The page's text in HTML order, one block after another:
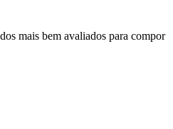
mais bem avaliados para compor